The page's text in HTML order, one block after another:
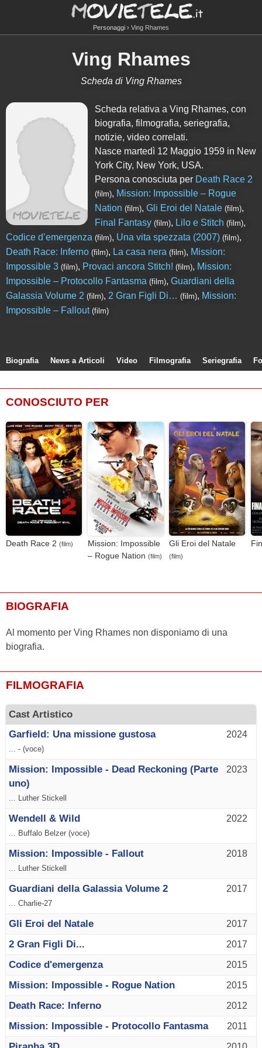
Personaggi Ving Rhames
Ving Rhames
Scheda di Ving Rhames
Scheda relativa a Ving Rhames, con
biografia, filmografia, seriegrafia,
notizie, video correlati.
Nasce martedì 12 Maggio 1959 in New
York City, New York, USA.
Persona conosciuta per Death Race 2
(film), Mission: Impossible – Rogue
Nation (film),Gli Eroi del Natale (film),
Final Fantasy (film), Lilo e Stitch (film),
Codice d’emergenza (film), Una vita spezzata (2007) (film),
Death Race: Inferno (film), La casa nera (film), Mission:
Impossible 3 (film), Provaci ancora Stitch! (film), Mission:
Impossible – Protocollo Fantasma (film), Guardiani della
Galassia Volume 2 (film), 2 Gran Figli Di… (film), Mission:
Impossible – Fallout (film)
Biografia News a Articoli Video Filmografia Seriegrafia
CONOSCIUTO PER
Death Race 2 (film)
Mission: Impossible
– Rogue Nation (film)
Gli Eroi del Natale
(film)
BIOGRAFIA
Al momento per Ving Rhames non disponiamo di una
biografia.
FILMOGRAFIA
Cast Artistico
2024
Garfield: Una missione gustosa
... - (voce)
2023
Mission: Impossible - Dead Reckoning (Parte
uno)
... Luther Stickell
2022
Wendell & Wild
... Buffalo Belzer (voce)
2018
Mission: Impossible - Fallout
... Luther Stickell
2017
Guardiani della Galassia Volume 2
... Charlie-27
2017
Gli Eroi del Natale
2017
2 Gran Figli Di...
2015
Codice d'emergenza
2015
Mission: Impossible - Rogue Nation
2012
Death Race: Inferno
2011
Mission: Impossible - Protocollo Fantasma